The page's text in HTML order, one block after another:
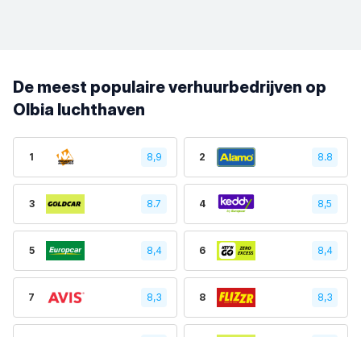
De meest populaire verhuurbedrijven op
Olbia luchthaven
1 8,9 2 8.8
3 8.7 4 8,5
5 8,4 6 8,4
7 8,3 8 8,3